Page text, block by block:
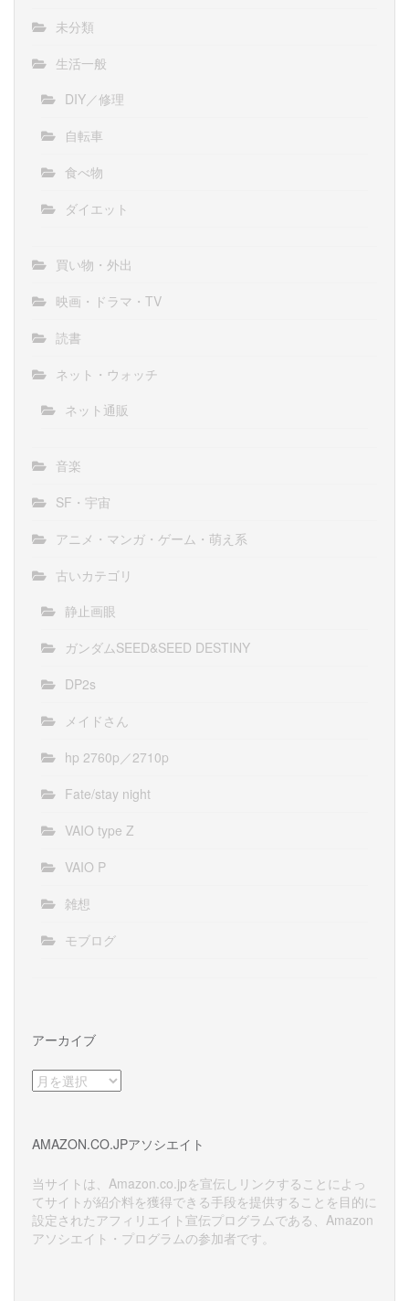
未分類
生活一般
DIY／修理
自転車
食べ物
ダイエット
買い物・外出
映画・ドラマ・TV
読書
ネット・ウォッチ
ネット通販
音楽
SF・宇宙
アニメ・マンガ・ゲーム・萌え系
古いカテゴリ
静止画眼
ガンダムSEED&SEED DESTINY
DP2s
メイドさん
hp 2760p／2710p
Fate/stay night
VAIO type Z
VAIO P
雑想
モブログ
アーカイブ
ア
ー
ブ
AMAZON.CO.JPアソシエイト
当サイトは、Amazon.co.jpを宣伝しリンクすることによっ
てサイトが紹介料を獲得できる手段を提供することを目的に
設定されたアフィリエイト宣伝プログラムである、Amazon
アソシエイト・プログラムの参加者です。